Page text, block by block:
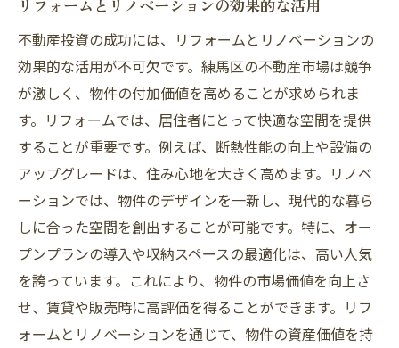
リフォームとリノベーションの効果的な活用
不動産投資の成功には、リフォームとリノベーションの
効果的な活用が不可欠です。練馬区の不動産市場は競争
が激しく、物件の付加価値を高めることが求められま
す。リフォームでは、居住者にとって快適な空間を提供
することが重要です。例えば、断熱性能の向上や設備の
アップグレードは、住み心地を大きく高めます。リノベ
ーションでは、物件のデザインを一新し、現代的な暮ら
しに合った空間を創出することが可能です。特に、オー
プンプランの導入や収納スペースの最適化は、高い人気
を誇っています。これにより、物件の市場価値を向上さ
せ、賃貸や販売時に高評価を得ることができます。リフ
ォームとリノベーションを通じて、物件の資産価値を持